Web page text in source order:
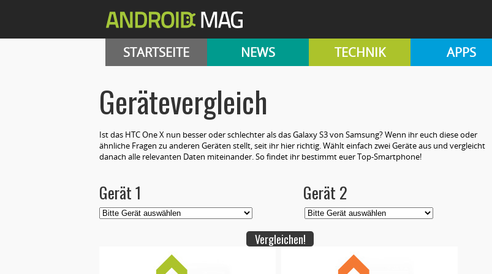
STARTSEITE NEWS TECHNIK APPS
Gerätevergleich
Ist das HTC One X nun besser oder schlechter als das Galaxy S3 von Samsung? Wenn ihr euch diese oder
ähnliche Fragen zu anderen Geräten stellt, seit ihr hier richtig. Wählt einfach zwei Geräte aus und vergleicht
danach alle relevanten Daten miteinander. So findet ihr bestimmt euer Top-Smartphone!
Gerät 1 Gerät 2